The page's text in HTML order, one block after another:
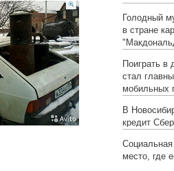
омского
Голодный
в стране
Поиграть в
стал
мобильных
В
кредит
место, где